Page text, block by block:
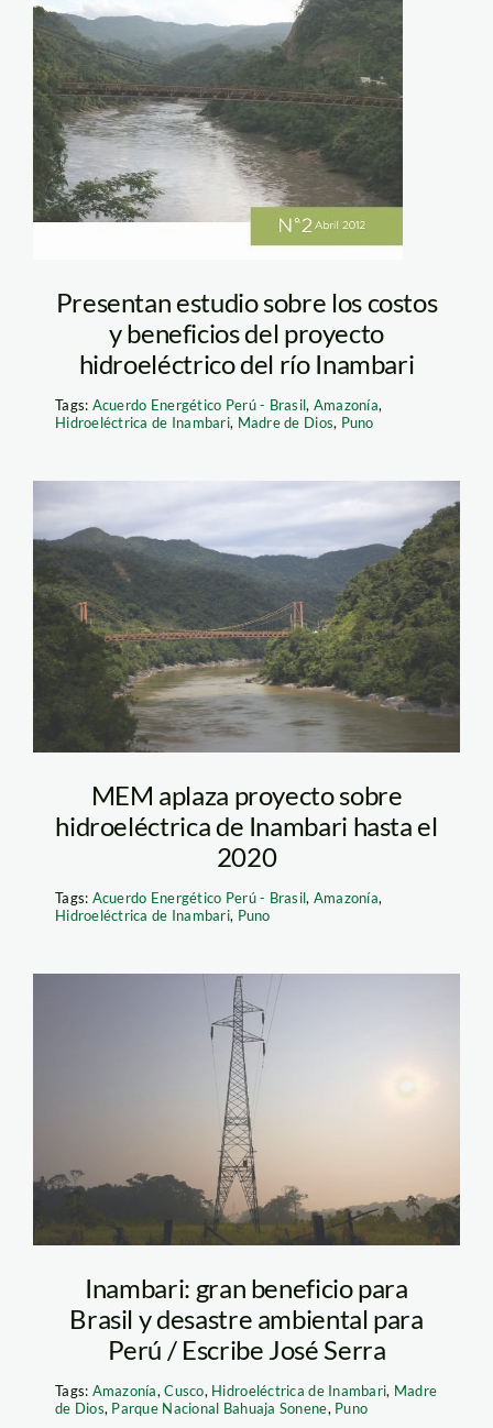
Presentan estudio sobre los costos
y beneficios del proyecto
hidroeléctrico del río Inambari
Tags: Acuerdo Energético Perú - Brasil, Amazonía,
Hidroeléctrica de Inambari, Madre de Dios, Puno
inam02
MEM aplaza proyecto sobre
hidroeléctrica de Inambari hasta el
2020
Tags: Acuerdo Energético Perú - Brasil, Amazonía,
Hidroeléctrica de Inambari, Puno
inambari_torre_tm
Inambari: gran beneficio para
Brasil y desastre ambiental para
Perú / Escribe José Serra
Tags: Amazonía,Cusco, Hidroeléctrica de Inambari, Madre
de Dios, Parque Nacional Bahuaja Sonene, Puno